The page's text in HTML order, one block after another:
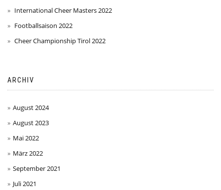
International Cheer Masters 2022
Footballsaison 2022
Cheer Championship Tirol 2022
ARCHIV
August 2024
August 2023
Mai 2022
März 2022
September 2021
Juli 2021